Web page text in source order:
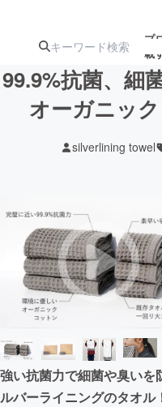
プ
載
ターン
ジェクト
アート・写真
テクノロジー・
映像・映画
ビジネス・起業
まちづくり・地
99.9%抗菌、細
オーガニッ
silverlining towel
強い抗菌力で細菌や臭いを
ルバーライニングのタオル